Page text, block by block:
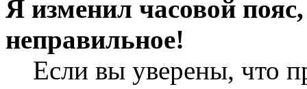
Я изменил часовой
неправильное!
Если вы уверены, что